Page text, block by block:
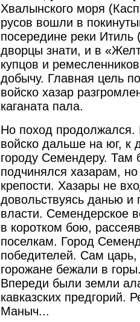
Хвалынского моря
русов вошли в
посередине реки Итиль
дворцы знати, и в
купцов и
добычу. Главная цель
войско хазар
каганата пала.
Но поход продолжался.
войско дальше на юг, к
городу Семендеру. Там
подчинялся хазарам,
крепости. Хазары не
довольствуясь данью и
власти. Семендерское
в коротком бою,
поселкам. Город
победителей. Сам
горожане бежали в
Впереди были земли
кавказских предгорий.
Маныч...